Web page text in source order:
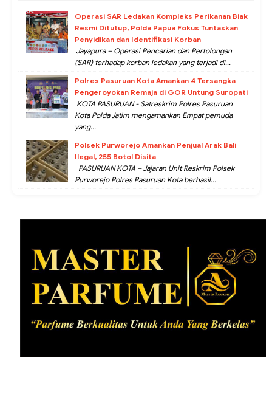
Operasi SAR Ledakan Kompleks Perikanan Biak
Resmi Ditutup, Polda Papua Fokus Tuntaskan
Penyidikan dan Identifikasi Korban
Jayapura – Operasi Pencarian dan Pertolongan
(SAR) terhadap korban ledakan yang terjadi di...
Polres Pasuruan Kota Amankan 4 Tersangka
Pengeroyokan Remaja di GOR Untung Suropati
KOTA PASURUAN - Satreskrim Polres Pasuruan
Kota Polda Jatim mengamankan Empat pemuda
yang...
Polsek Purworejo Amankan Penjual Arak Bali
Ilegal, 255 Botol Disita
PASURUAN KOTA – Jajaran Unit Reskrim Polsek
Purworejo Polres Pasuruan Kota berhasil...